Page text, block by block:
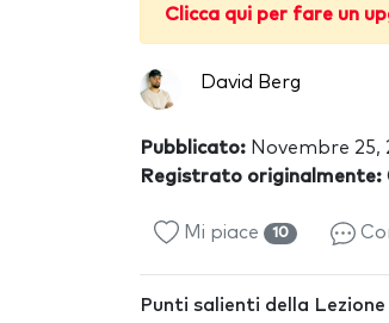
Clicca qui per fare un
David Berg
Pubblicato: Novembre 25,
Registrato originalmente:
Mi piace 10
Punti salienti della Lezione